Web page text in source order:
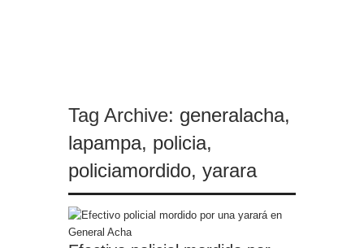
escondernos»
Tag Archive: generalacha,
lapampa, policia,
policiamordido, yarara